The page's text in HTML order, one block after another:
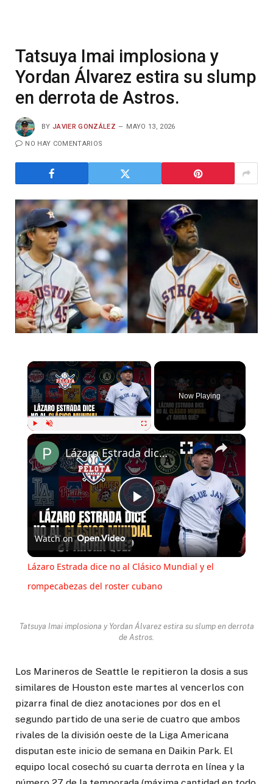
Tatsuya Imai implosiona y
Yordan Álvarez estira su slump
en derrota de Astros.
BY JAVIER GONZÁLEZ MAYO 13, 2026
NO HAY COMENTARIOS
×
Play
Now Playing
×
Play
Video
Lázaro Estrada dice no al Clásico Mundial y el rompecabezas del roster cubano
Watch on
Lázaro Estrada dice no al Clásico Mundial y el
rompecabezas del roster cubano
Tatsuya Imai implosiona y Yordan Álvarez estira su slump en derrota
de Astros.
Los Marineros de Seattle le repitieron la dosis a sus
similares de Houston este martes al vencerlos con
pizarra final de diez anotaciones por dos en el
segundo partido de una serie de cuatro que ambos
rivales de la división oeste de la Liga Americana
disputan este inicio de semana en Daikin Park. El
equipo local cosechó su cuarta derrota en línea y la